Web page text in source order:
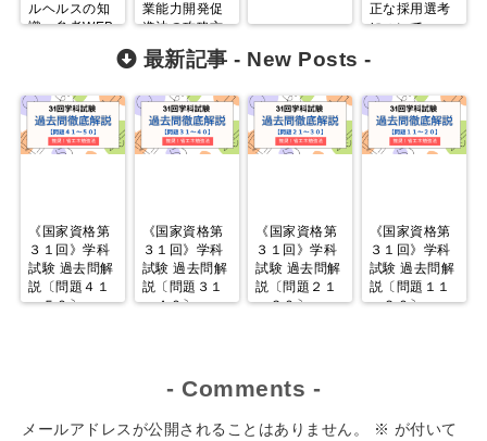
ルヘルスの知
識、参考WEB
業能力開発促
進法の攻略方
法
正な採用選考
について
最新記事 - New Posts -
《国家資格第
３１回》学科
試験 過去問解
説〔問題４１
～５０〕
《国家資格第
３１回》学科
試験 過去問解
説〔問題３１
～４０〕
《国家資格第
３１回》学科
試験 過去問解
説〔問題２１
～３０〕
《国家資格第
３１回》学科
試験 過去問解
説〔問題１１
～２０〕
- Comments -
メールアドレスが公開されることはありません。 ※ が付いて